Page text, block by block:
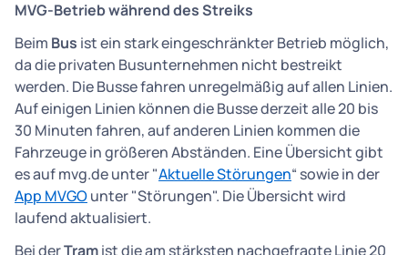
MVG-Betrieb während des Streiks
Beim Bus ist ein stark eingeschränkter Betrieb möglich,
da die privaten Busunternehmen nicht bestreikt
werden. Die Busse fahren unregelmäßig auf allen Linien.
Auf einigen Linien können die Busse derzeit alle 20 bis
30 Minuten fahren, auf anderen Linien kommen die
Fahrzeuge in größeren Abständen. Eine Übersicht gibt
es auf mvg.de unter "Aktuelle Störungen“ sowie in der
App MVGOunter "Störungen". Die Übersicht wird
laufend aktualisiert.
Bei derTramist die am stärksten nachgefragte Linie 20